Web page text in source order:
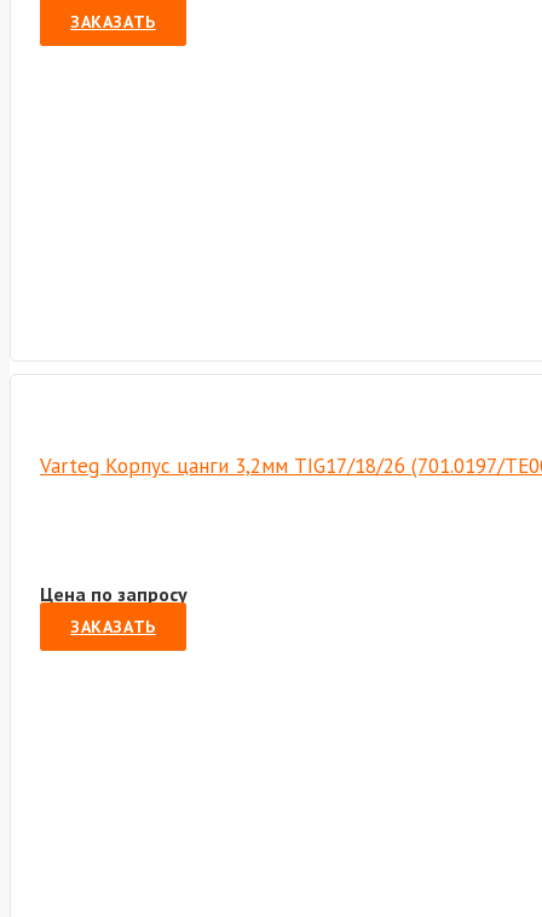
ЗАКАЗАТЬ
Varteg Корпус цанги 3,2мм TIG17/18/26 (701.0197/
Цена по запросу
ЗАКАЗАТЬ